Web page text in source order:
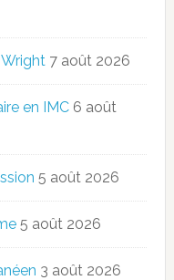
7 août 2026
en IMC 6 août
5 août 2026
5 août 2026
3 août 2026